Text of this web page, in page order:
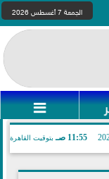
الجمعة 7 أغسطس 2026

11:55 صـ بتوقيت القاهرة